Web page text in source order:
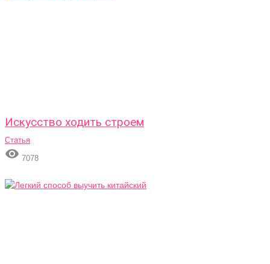
Искусство ходить строем
Статья
 7078